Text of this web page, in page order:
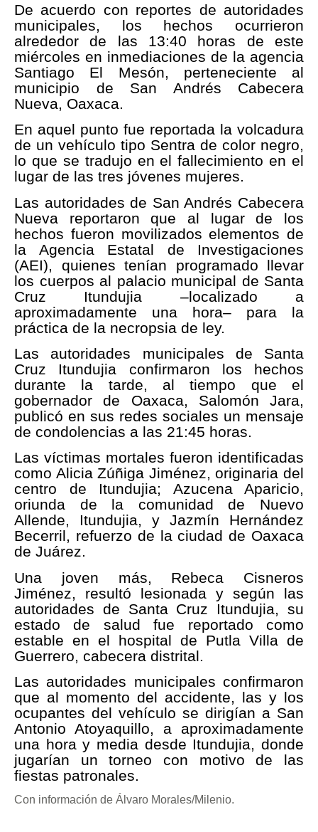
De acuerdo con reportes de autoridades
municipales, los hechos ocurrieron
alrededor de las 13:40 horas de este
miércoles en inmediaciones de la agencia
Santiago El Mesón, perteneciente al
municipio de San Andrés Cabecera
Nueva, Oaxaca.
En aquel punto fue reportada la volcadura
de un vehículo tipo Sentra de color negro,
lo que se tradujo en el fallecimiento en el
lugar de las tres jóvenes mujeres.
Las autoridades de San Andrés Cabecera
Nueva reportaron que al lugar de los
hechos fueron movilizados elementos de
la Agencia Estatal de Investigaciones
(AEI), quienes tenían programado llevar
los cuerpos al palacio municipal de Santa
Cruz Itundujia –localizado a
aproximadamente una hora– para la
práctica de la necropsia de ley.
Las autoridades municipales de Santa
Cruz Itundujia confirmaron los hechos
durante la tarde, al tiempo que el
gobernador de Oaxaca, Salomón Jara,
publicó en sus redes sociales un mensaje
de condolencias a las 21:45 horas.
Las víctimas mortales fueron identificadas
como Alicia Zúñiga Jiménez, originaria del
centro de Itundujia; Azucena Aparicio,
oriunda de la comunidad de Nuevo
Allende, Itundujia, y Jazmín Hernández
Becerril, refuerzo de la ciudad de Oaxaca
de Juárez.
Una joven más, Rebeca Cisneros
Jiménez, resultó lesionada y según las
autoridades de Santa Cruz Itundujia, su
estado de salud fue reportado como
estable en el hospital de Putla Villa de
Guerrero, cabecera distrital.
Las autoridades municipales confirmaron
que al momento del accidente, las y los
ocupantes del vehículo se dirigían a San
Antonio Atoyaquillo, a aproximadamente
una hora y media desde Itundujia, donde
jugarían un torneo con motivo de las
fiestas patronales.
Con información de Álvaro Morales/Milenio.